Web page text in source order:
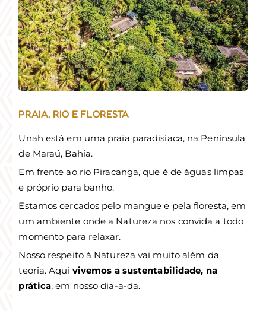
PRAIA, RIO E FLORESTA
Unah está em uma praia paradisíaca, na Península
de Maraú, Bahia.
Em frente ao rio Piracanga, que é de águas limpas
e próprio para banho.
Estamos cercados pelo mangue e pela floresta, em
um ambiente onde a Natureza nos convida a todo
momento para relaxar.
Nosso respeito à Natureza vai muito além da
teoria. Aqui vivemos a sustentabilidade, na
prática, em nosso dia-a-da.